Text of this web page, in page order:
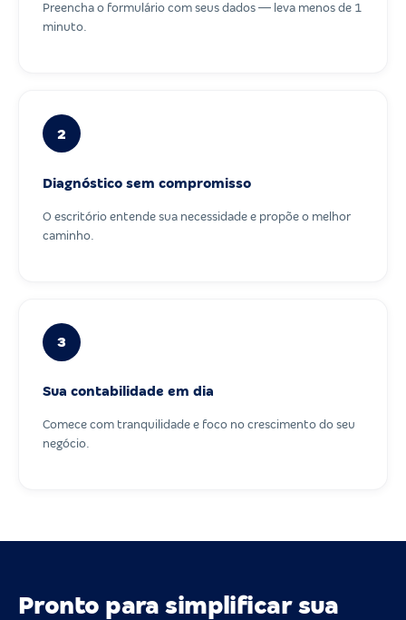
Preencha o formulário com seus dados — leva menos de 1
minuto.
2
Diagnóstico sem compromisso
O escritório entende sua necessidade e propõe o melhor
caminho.
3
Sua contabilidade em dia
Comece com tranquilidade e foco no crescimento do seu
negócio.
Pronto para simplificar sua